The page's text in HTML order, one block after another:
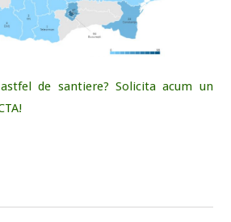
de santiere? Solicita acum un